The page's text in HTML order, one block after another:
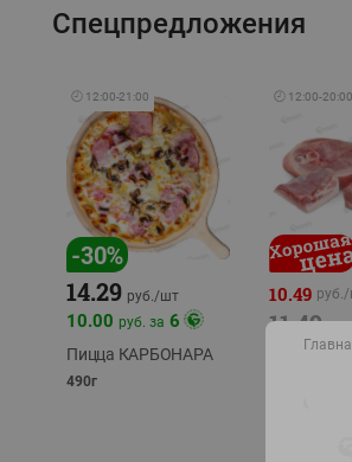
Спецпредложения
🕘 12:00-21:00
-30%
14.29 руб./шт
10.00 руб. за 6
Пицца КАРБОНАРА
490г
🕘 12:00-20:00
10.49 руб./
11.49